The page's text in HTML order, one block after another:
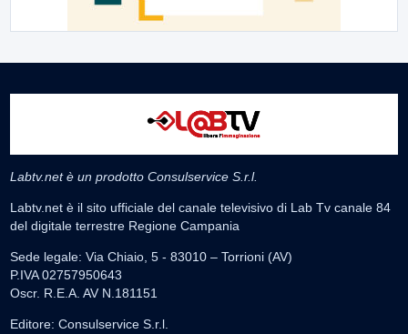
Labtv.net è un prodotto Consulservice S.r.l.
Labtv.net è il sito ufficiale del canale televisivo di Lab Tv canale 84
del digitale terrestre Regione Campania
Sede legale: Via Chiaio, 5 - 83010 – Torrioni (AV)
P.IVA 02757950643
Oscr. R.E.A. AV N.181151
Editore: Consulservice S.r.l.